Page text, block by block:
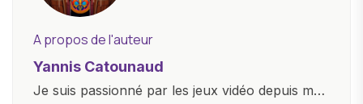
A propos de l'auteur
Yannis Catounaud
Je suis passionné par les jeux vidéo depuis mon